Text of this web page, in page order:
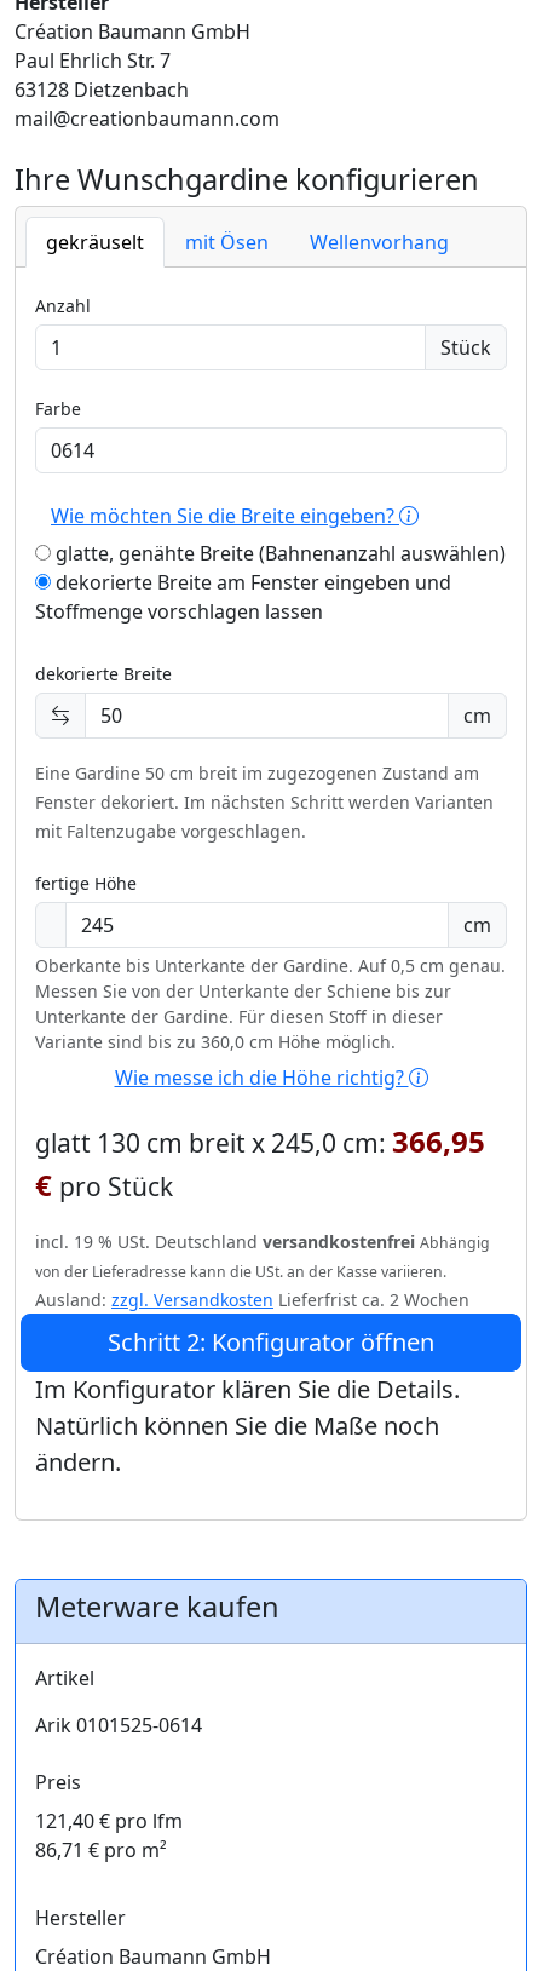
Création Baumann GmbH
Paul Ehrlich Str. 7
63128 Dietzenbach
mail@creationbaumann.com
Ihre Wunschgardine konfigurieren
gekräuselt mit Ösen Wellenvorhang
Anzahl
Stück
Farbe
Wie möchten Sie die Breite eingeben?
glatte, genähte Breite (Bahnenanzahl auswählen)
dekorierte Breite am Fenster eingeben und
Stoffmenge vorschlagen lassen
dekorierte Breite
cm
Eine Gardine 50 cm breit im zugezogenen Zustand am
Fenster dekoriert. Im nächsten Schritt werden Varianten
mit Faltenzugabe vorgeschlagen.
fertige Höhe
cm
Oberkante bis Unterkante der Gardine. Auf 0,5 cm genau.
Messen Sie von der Unterkante der Schiene bis zur
Unterkante der Gardine. Für diesen Stoff in dieser
Variante sind bis zu 360,0 cm Höhe möglich.
Wie messe ich die Höhe richtig?
glatt 130 cm breit x 245,0 cm: 366,95
€ pro Stück
incl. 19 % USt. Deutschland versandkostenfrei Abhängig
von der Lieferadresse kann die USt. an der Kasse variieren.
Ausland: zzgl. Versandkosten Lieferfrist ca. 2 Wochen
Schritt 2: Konfigurator öffnen
Im Konfigurator klären Sie die Details.
Natürlich können Sie die Maße noch
ändern.
Meterware kaufen
Artikel
Arik 0101525-0614
Preis
121,40 € pro lfm
86,71 € pro m²
Hersteller
Création Baumann GmbH